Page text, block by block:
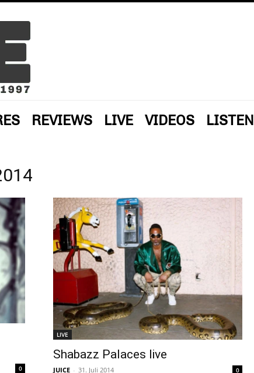
REVIEWS LIVE VIDEOS LISTEN
0
LIVE
Shabazz Palaces live
JUICE - 31. Juli 2014 0